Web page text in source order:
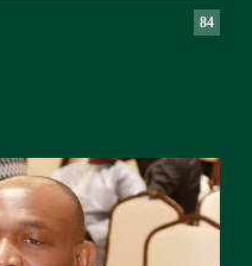
84